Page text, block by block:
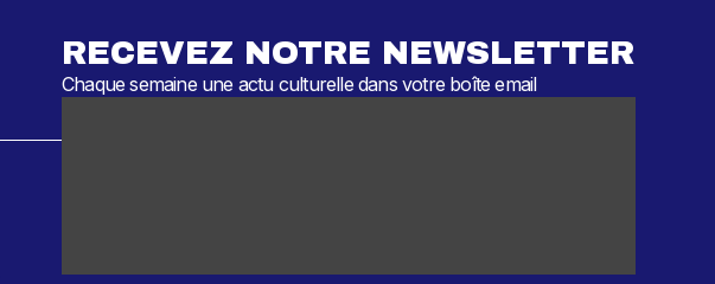
RECEVEZ NOTRE NEWSLETTER
Chaque semaine une actu culturelle dans votre boîte email